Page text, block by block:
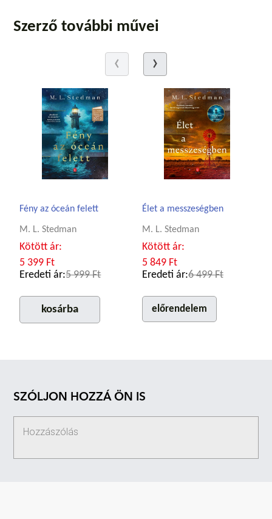
Szerző további művei
Fény az óceán felett
M. L. Stedman
Kötött ár:
5 399 Ft
Eredeti ár:5 999 Ft
kosárba
Élet a messzeségben
M. L. Stedman
Kötött ár:
5 849 Ft
Eredeti ár:6 499 Ft
előrendelem
SZÓLJON HOZZÁ ÖN IS